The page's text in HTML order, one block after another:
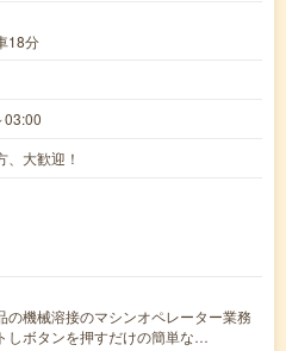
18分
03:00
大歓迎！
の機械溶接のマシンオペレーター業務
しボタンを押すだけの簡単な…